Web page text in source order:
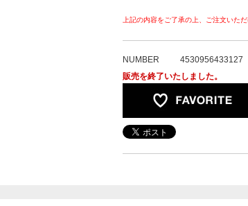
上記の内容をご了承の上、ご注文いた
NUMBER
4530956433127
販売を終了いたしました。